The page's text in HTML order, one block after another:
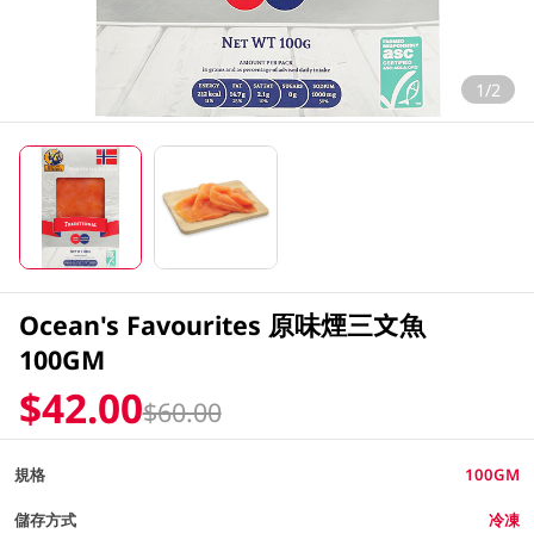
1/2
Ocean's Favourites 原味煙三文魚
100GM
$42.00$60.00
規格 100GM
儲存方式 冷凍